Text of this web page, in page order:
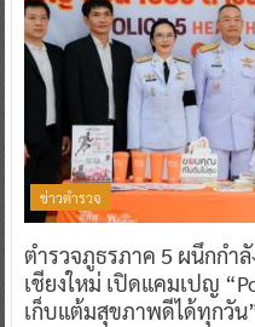
ข่าวตำรวจ
ตำรวจภูธรภาค 5 ผนึกกำ
เชียงใหม่ เปิดแคมเปญ
เก็บแต้มสุขภาพดีได้ทุกวัน